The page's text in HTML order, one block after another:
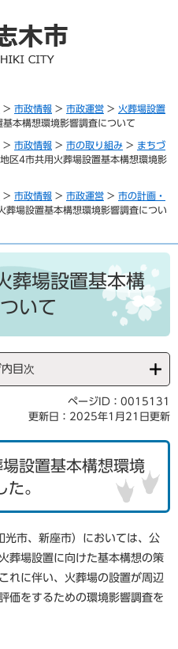
> 市政情報 > 市政運営 > 火葬場設置
本構想環境影響調査について
> 市政情報 > 市の取り組み > まちづ
区4市共用火葬場設置基本構想環境影
> 市政情報 > 市政運営 > 市の計画・
葬場設置基本構想環境影響調査につい
葬場設置基本構
いて
目次
ページID：0015131
更新日：2025年1月21日更新
設置基本構想環境
。
市、新座市）においては、公
葬場設置に向けた基本構想の策
れに伴い、火葬場の設置が周辺
価をするための環境影響調査を